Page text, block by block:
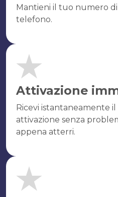
Mantieni il tuo numero
telefono.
Attivazione
Ricevi istantaneamente
attivazione senza
appena atterri.